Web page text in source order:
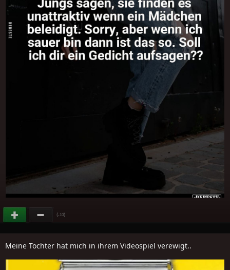
(-10)
Meine Tochter hat mich in ihrem Videospiel verewigt..